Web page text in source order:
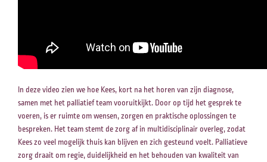
Anderen zochten ook
In deze video zien we hoe Kees, kort na het horen van zijn diagnose,
samen met het palliatief team vooruitkijkt. Door op tijd het gesprek te
voeren, is er ruimte om wensen, zorgen en praktische oplossingen te
bespreken. Het team stemt de zorg af in multidisciplinair overleg, zodat
Kees zo veel mogelijk thuis kan blijven en zich gesteund voelt. Palliatieve
zorg draait om regie, duidelijkheid en het behouden van kwaliteit van